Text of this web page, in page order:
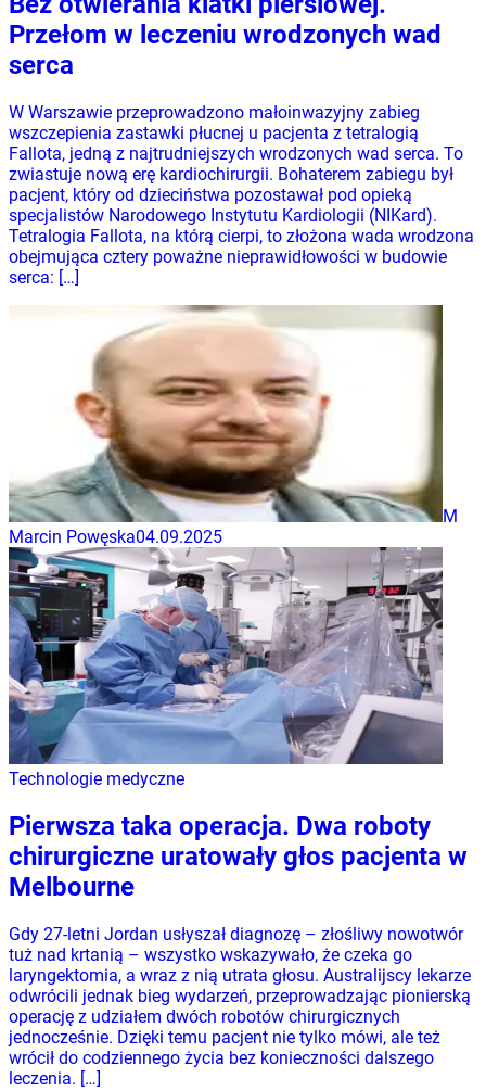
Przełom w leczeniu wrodzonych wad
serca
W Warszawie przeprowadzono małoinwazyjny zabieg
wszczepienia zastawki płucnej u pacjenta z tetralogią
Fallota, jedną z najtrudniejszych wrodzonych wad serca. To
zwiastuje nową erę kardiochirurgii. Bohaterem zabiegu był
pacjent, który od dzieciństwa pozostawał pod opieką
specjalistów Narodowego Instytutu Kardiologii (NIKard).
Tetralogia Fallota, na którą cierpi, to złożona wada wrodzona
obejmująca cztery poważne nieprawidłowości w budowie
serca: […]
M
Marcin Powęska04.09.2025
Technologie medyczne
Pierwsza taka operacja. Dwa roboty
chirurgiczne uratowały głos pacjenta w
Melbourne
Gdy 27-letni Jordan usłyszał diagnozę – złośliwy nowotwór
tuż nad krtanią – wszystko wskazywało, że czeka go
laryngektomia, a wraz z nią utrata głosu. Australijscy lekarze
odwrócili jednak bieg wydarzeń, przeprowadzając pionierską
operację z udziałem dwóch robotów chirurgicznych
jednocześnie. Dzięki temu pacjent nie tylko mówi, ale też
wrócił do codziennego życia bez konieczności dalszego
leczenia. […]